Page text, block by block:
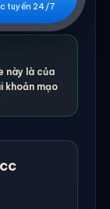
tuyến 24/7
này là của
khoản mạo